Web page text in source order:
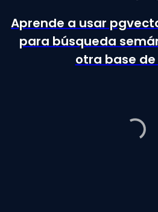
Aprende a usar
para búsqueda
otra base